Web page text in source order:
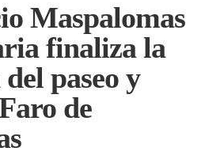
Maspalomas
finaliza la
paseo y
de